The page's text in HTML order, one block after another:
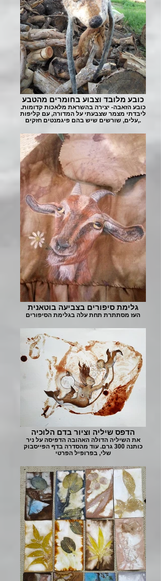
כובע מלובד וצבוע בחומרים מהטבע
כובע הזאבה- יצירה בהשראת מלאכות קדומות.
ליבדתי מצמר שצבעתי על המדורה, עם קליפות
,עלים, שורשים שיש בהם פיגמנטים חזקים.
גלימת סיפורים בצביעה בוטאנית
העז מסתתרת תחת עלה בגלימת הסיפורים
הדפס שיליה וציור בדם הלוכיה
את השיליה הדולה האהובה הדפיסה על ניר
כותנה 300 גרם. עוד מהסדרה בדף הפייסבוק
שלי, בפרופיל הפרטי